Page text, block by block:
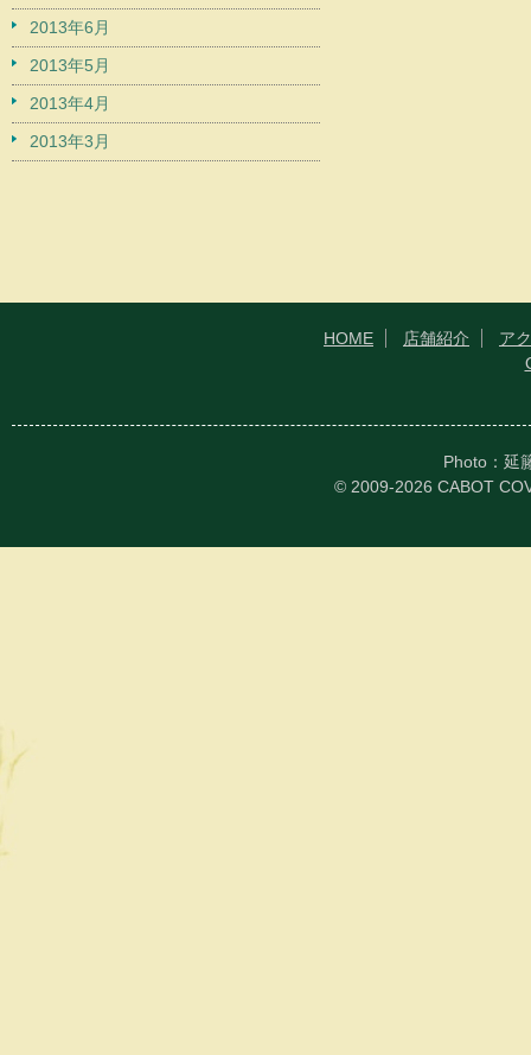
2013年6月
2013年5月
2013年4月
2013年3月
HOME 店舗紹介
ア
Photo：延
© 2009-2026 CABOT